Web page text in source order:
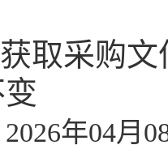
取采购文
2026年04月